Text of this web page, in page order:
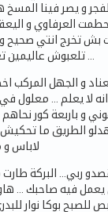
و يصر فينا
حطمت العرفاوي و
بش تخرج انتي صحيح و
و الجهل المركب
و باربعة كور
الطريق ما تحكيش
ربي… البركة
يعمل فيه صاحبك …
للصبح بوكا نوار